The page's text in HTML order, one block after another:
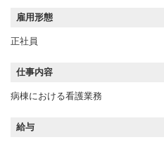
雇用形態
正社員
仕事内容
病棟における看護業務
給与